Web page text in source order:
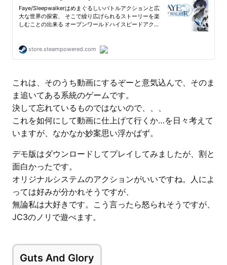
これは、そのうち動画にするぞーと意気込んで、そのま
ま追いてある系統のゲームです。
決して忘れているものではないので、、、
これを如何にして動画に仕上げて行くか…を日々考えて
いますが、なかなか妙案思い浮かばず。
デモ版はダウンロードしてプレイしてみましたが、割と
面白かったです。
オリジナルシステムのアクションがいいですね。人によ
っては好みが分かれそうですが、
無論私は大好きです。こう言ったら怒られそうですが、
JC3のノリで遊べます。
Guts And Glory